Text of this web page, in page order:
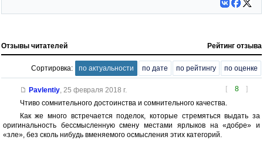
Отзывы читателей Рейтинг отзыва
Сортировка: по актуальности по дате по рейтингу по оценке
[ 8 ]
Pavlentiy, 25 февраля 2018 г.
Чтиво сомнительного достоинства и сомнительного качества.
Как же много встречается поделок, которые стремяться выдать за
оригинальность бессмысленную смену местами ярлыков на «добре» и
«зле», без сколь нибудь вменяемого осмысления этих категорий.